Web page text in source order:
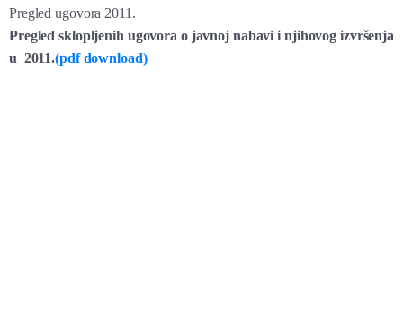
Pregled ugovora 2011.
Pregled sklopljenih ugovora o javnoj nabavi i njihovog izvršenja
u 2011.(pdf download)